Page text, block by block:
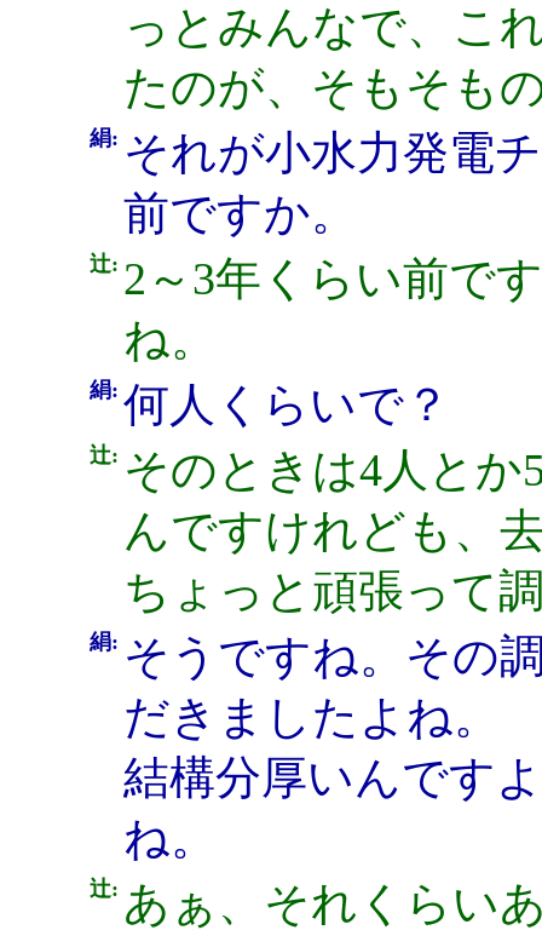
っとみんなで、こ
たのが、そもそも
絹: それが小水力発電
前ですか。
辻: 2～3年くらい前で
ね。
絹: 何人くらいで？
辻: そのときは4人と
んですけれども、
ちょっと頑張って
絹: そうですね。その
だきましたよね。
結構分厚いんです
ね。
辻: あぁ、それくらい